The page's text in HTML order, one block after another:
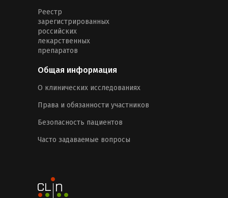
Реестр
зарегистрированных
российских
лекарственных
препаратов
Общая информация
О клинических исследованиях
Права и обязанности участников
Безопасность пациентов
Часто задаваемые вопросы